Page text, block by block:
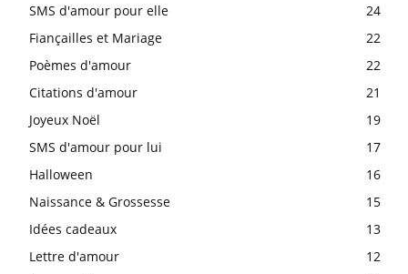
SMS d'amour pour elle
24
Fiançailles et Mariage
22
Poèmes d'amour
22
Citations d'amour
21
Joyeux Noël
19
SMS d'amour pour lui
17
Halloween
16
Naissance & Grossesse
15
Idées cadeaux
13
Lettre d'amour
12